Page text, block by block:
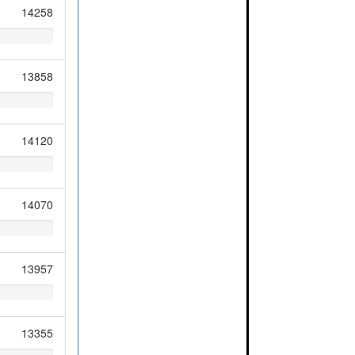
14258
13858
14120
14070
13957
13355